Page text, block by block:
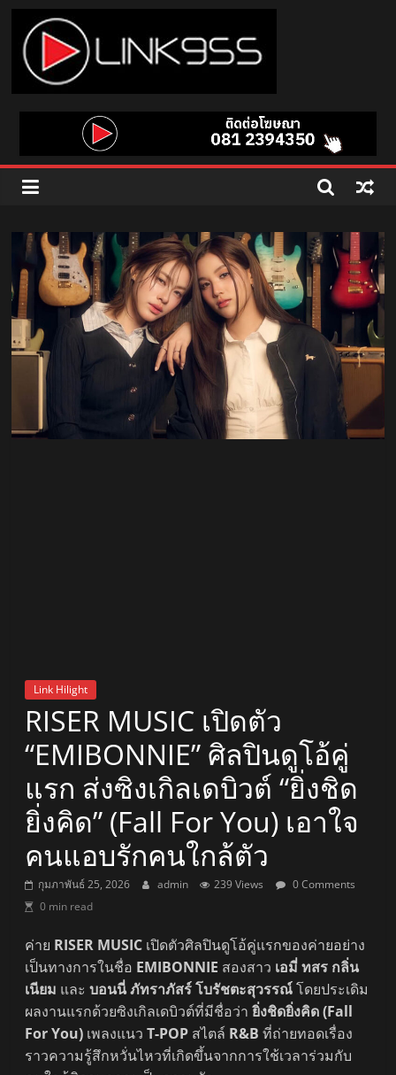
Skip
content
Link
95.5
คลื่น
เพลง
ฮิต
สุด
คูล
สถานี
FM
ลพบุรี
Link Hilight
RISER MUSIC เปิดตัว
“EMIBONNIE” ศิลปินดูโอ้คู่
แรก ส่งซิงเกิลเดบิวต์ “ยิ่งชิด
ยิ่งคิด” (Fall For You) เอาใจ
คนแอบรักคนใกล้ตัว
กุมภาพันธ์ 25, 2026 admin 239 Views
0 Comments
0 min read
ค่าย RISER MUSIC เปิดตัวศิลปินดูโอ้คู่แรกของค่ายอย่าง
เป็นทางการในชื่อ EMIBONNIE สองสาว เอมี่ ทสร กลิ่น
เนียม และบอนนี่ ภัทราภัสร์ โบรัชตะสุวรรณ์โดยประเดิม
ผลงานแรกด้วยซิงเกิลเดบิวต์ที่มีชื่อว่ายิ่งชิดยิ่งคิด (Fall
For You) เพลงแนวT-POP สไตล์ R&B ที่ถ่ายทอดเรื่อง
ราวความรู้สึกหวั่นไหวที่เกิดขึ้นจากการใช้เวลาร่วมกับ